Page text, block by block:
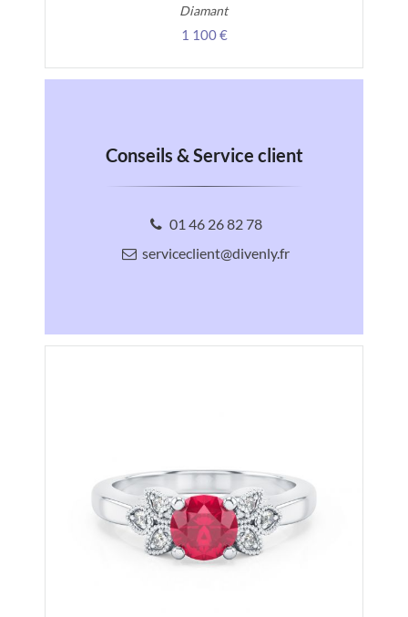
Diamant
1 100 €
Conseils & Service client
01 46 26 82 78
serviceclient@divenly.fr